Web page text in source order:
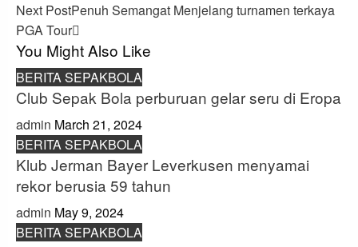
Next PostPenuh Semangat Menjelang turnamen terkaya
PGA Tour
You Might Also Like
BERITA SEPAKBOLA
Club Sepak Bola perburuan gelar seru di Eropa
admin March 21, 2024
BERITA SEPAKBOLA
Klub Jerman Bayer Leverkusen menyamai
rekor berusia 59 tahun
admin May 9, 2024
BERITA SEPAKBOLA